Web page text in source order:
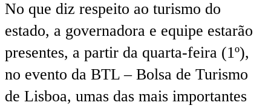
No que diz respeito ao turismo do
estado, a governadora e equipe estarão
presentes, a partir da quarta-feira (1º),
no evento da BTL – Bolsa de Turismo
de Lisboa, umas das mais importantes